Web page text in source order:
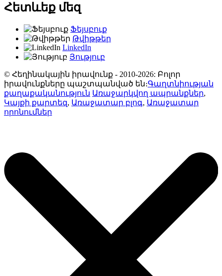
Հետևեք մեզ
Ֆեյսբուք
Թվիթթեր
LinkedIn
Յություբ
© Հեղինակային իրավունք - 2010-2026: Բոլոր
իրավունքները պաշտպանված են։Գաղտնիության
քաղաքականություն Առաջարկվող ապրանքներ,
Կայքի քարտեզ, Առաջատար բլոգ, Առաջատար
որոնումներ